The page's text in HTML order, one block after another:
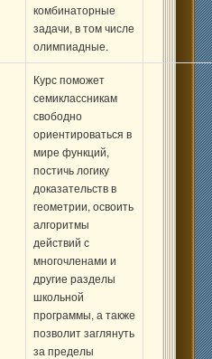
комбинаторные
задачи, в том числе
олимпиадные.
Курс поможет
семиклассникам
свободно
ориентироваться в
мире функций,
постичь логику
доказательств в
геометрии, освоить
алгоритмы
действий с
многочленами и
другие разделы
школьной
программы, а также
позволит заглянуть
за пределы